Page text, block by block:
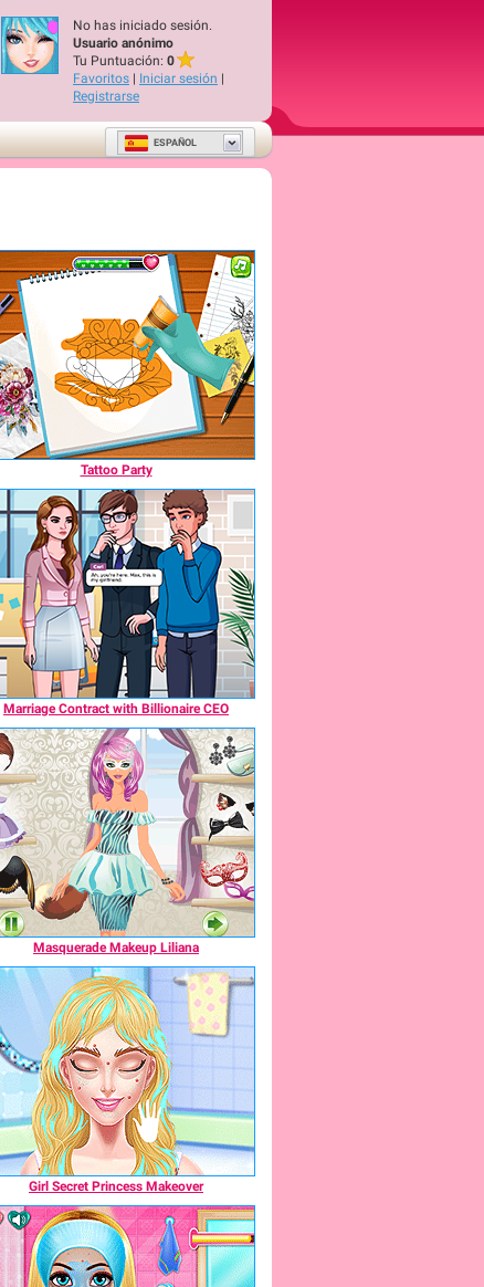
No has iniciado sesión.
Usuario anónimo
Tu Puntuación: 0
Favoritos | Iniciar sesión |
Registrarse
ESPAÑOL
Tattoo Party
Marriage Contract with Billionaire CEO
Masquerade Makeup Liliana
Girl Secret Princess Makeover